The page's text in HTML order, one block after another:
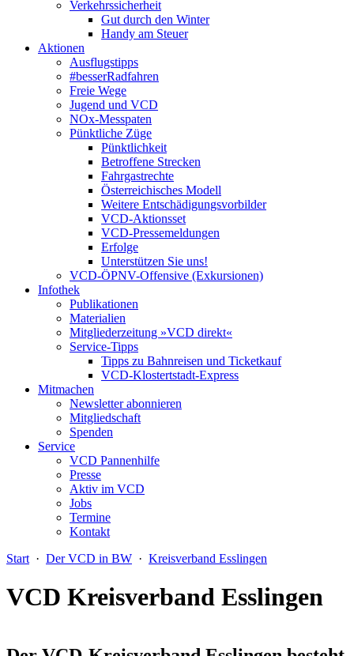
Verkehrssicherheit
Gut durch den Winter
Handy am Steuer
Aktionen
Ausflugstipps
#besserRadfahren
Freie Wege
Jugend und VCD
NOx-Messpaten
Pünktliche Züge
Pünktlichkeit
Betroffene Strecken
Fahrgastrechte
Österreichisches Modell
Weitere Entschädigungsvorbilder
VCD-Aktionsset
VCD-Pressemeldungen
Erfolge
Unterstützen Sie uns!
VCD-ÖPNV-Offensive (Exkursionen)
Infothek
Publikationen
Materialien
Mitgliederzeitung »VCD direkt«
Service-Tipps
Tipps zu Bahnreisen und Ticketkauf
VCD-Klostertstadt-Express
Mitmachen
Newsletter abonnieren
Mitgliedschaft
Spenden
Service
VCD Pannenhilfe
Presse
Aktiv im VCD
Jobs
Termine
Kontakt
Start · Der VCD in BW · Kreisverband Esslingen
VCD Kreisverband Esslingen